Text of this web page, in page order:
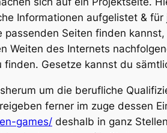
Informationen aufgelistet &
Seiten finden
Weiten des Internets
finden. Gesetze kannst du
um die berufliche
ferner im zuge dessen
games/ deshalb in ganz